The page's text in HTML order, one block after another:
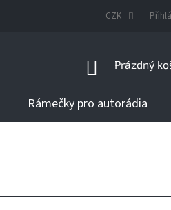
CZK
NÁKUPNÍ
Prázdný
Rámečky pro autorádia